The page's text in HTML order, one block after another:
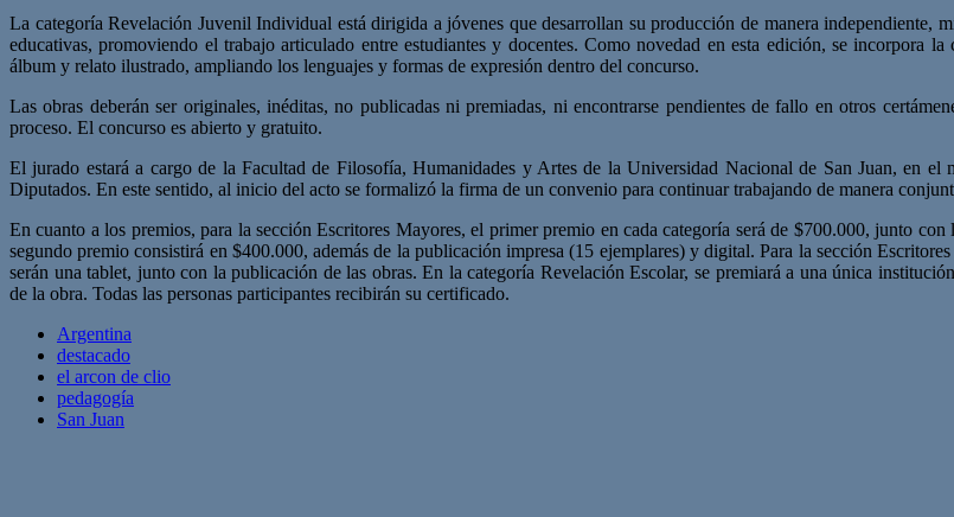
La categoría Revelación Juvenil Individual está dirigida a jóvenes que desarrollan su producción de manera independiente,
educativas, promoviendo el trabajo articulado entre estudiantes y docentes. Como novedad en esta edición, se incorpora
álbum y relato ilustrado, ampliando los lenguajes y formas de expresión dentro del concurso.
Las obras deberán ser originales, inéditas, no publicadas ni premiadas, ni encontrarse pendientes de fallo en otros
proceso. El concurso es abierto y gratuito.
El jurado estará a cargo de la Facultad de Filosofía, Humanidades y Artes de la Universidad Nacional de San Juan, en el
Diputados. En este sentido, al inicio del acto se formalizó la firma de un convenio para continuar trabajando de manera
En cuanto a los premios, para la sección Escritores Mayores, el primer premio en cada categoría será de $700.000, junto
segundo premio consistirá en $400.000, además de la publicación impresa (15 ejemplares) y digital. Para la sección
serán una tablet, junto con la publicación de las obras. En la categoría Revelación Escolar, se premiará a una única
de la obra. Todas las personas participantes recibirán su certificado.
Argentina
destacado
el arcon de clio
pedagogía
San Juan